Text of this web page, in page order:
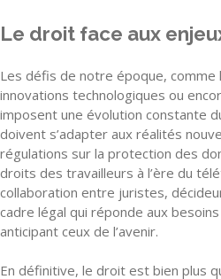
Le droit face aux
Les défis de notre époque, comme
innovations technologiques ou
imposent une évolution constante
doivent s’adapter aux réalités
régulations sur la protection des
droits des travailleurs à l’ère du
collaboration entre juristes,
cadre légal qui réponde aux
anticipant ceux de l’avenir.
En définitive, le droit est bien plus